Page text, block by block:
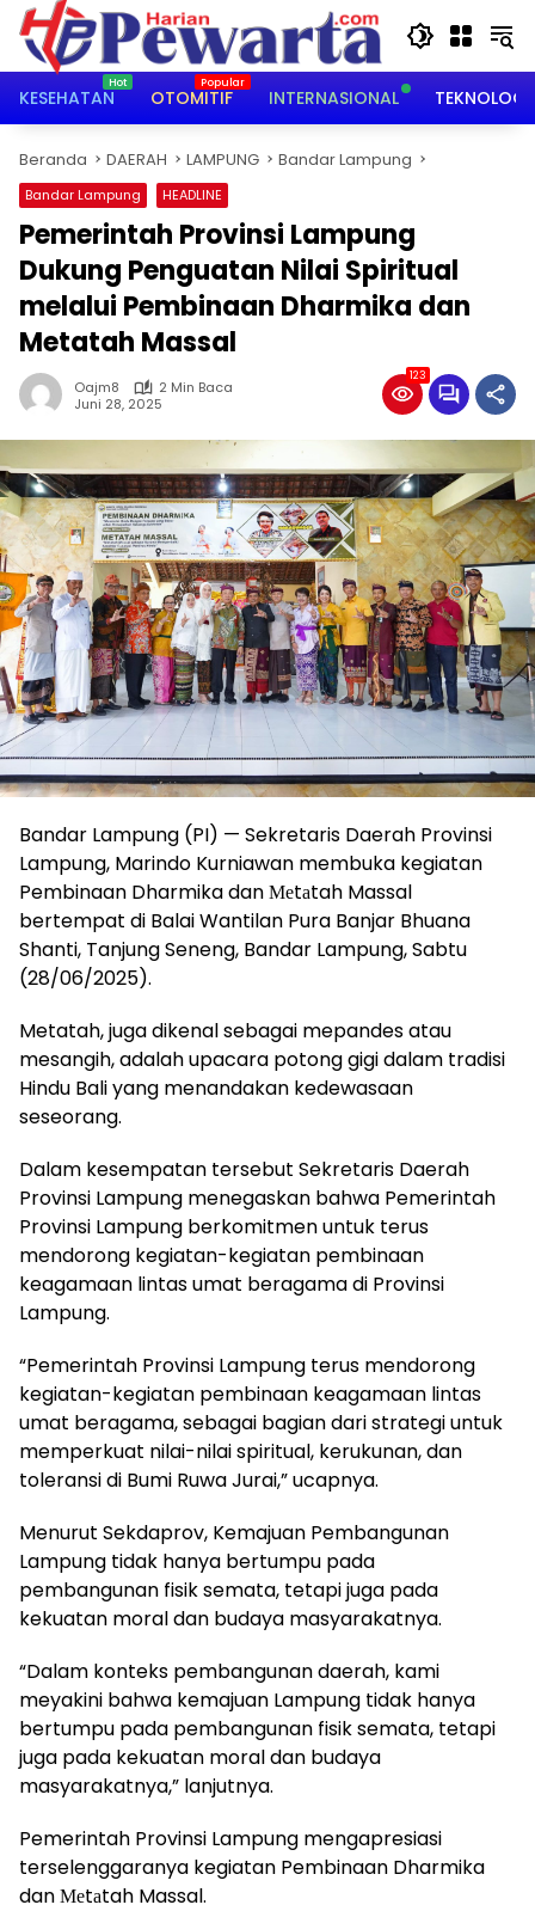
Langsung
konten
KESEHATAN
OTOMITIF INTERNASIONAL TEKNOLOGI
Beranda DAERAH LAMPUNG Bandar Lampung
Bandar Lampung HEADLINE
Pemerintah Provinsi Lampung
Dukung Penguatan Nilai Spiritual
melalui Pembinaan Dharmika dan
Metatah Massal
Oajm8
2 Min Baca
Juni 28, 2025
123
Bandar Lampung (PI) — Sekretaris Daerah Provinsi
Lampung, Marindo Kurniawan membuka kegiatan
Pembinaan Dharmika dan Меtаtah Massal
bertempat di Balai Wantilan Pura Banjar Bhuana
Shanti, Tanjung Seneng, Bandar Lampung, Sabtu
(28/06/2025).
Metatah, juga dikenal sebagai mepandes atau
mesangih, adalah upacara potong gigi dalam tradisi
Hindu Bali yang menandakan kedewasaan
seseorang.
Dalam kesempatan tersebut Sekretaris Daerah
Provinsi Lampung menegaskan bahwa Pemerintah
Provinsi Lampung berkomitmen untuk terus
mendorong kegiatan-kegiatan pembinaan
keagamaan lintas umat beragama di Provinsi
Lampung.
“Pemerintah Provinsi Lampung terus mendorong
kegiatan-kegiatan pembinaan keagamaan lintas
umat beragama, sebagai bagian dari strategi untuk
memperkuat nilai-nilai spiritual, kerukunan, dan
toleransi di Bumi Ruwa Jurai,” ucapnya.
Menurut Sekdaprov, Kemajuan Pembangunan
Lampung tidak hanya bertumpu pada
pembangunan fisik semata, tetapi juga pada
kekuatan moral dan budaya masyarakatnya.
“Dalam konteks pembangunan daerah, kami
meyakini bahwa kemajuan Lampung tidak hanya
bertumpu pada pembangunan fisik semata, tetapi
juga pada kekuatan moral dan budaya
masyarakatnya,” lanjutnya.
Pemerintah Provinsi Lampung mengapresiasi
terselenggaranya kegiatan Pembinaan Dharmika
dan Меtаtah Massal.